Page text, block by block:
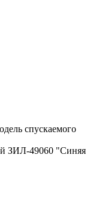
спускаемого
ЗИЛ-49060 "Синяя